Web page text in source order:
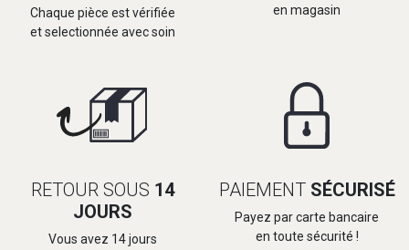
Chaque pièce est vérifiée
et selectionnée avec soin
en magasin
RETOUR SOUS 14
JOURS
Vous avez 14 jours
PAIEMENT SÉCURISÉ
Payez par carte bancaire
en toute sécurité !